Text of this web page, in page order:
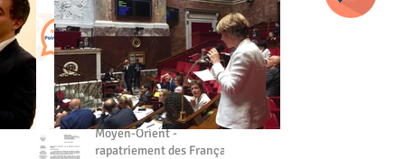
MISSION EFE - POINT
D'ÉTAPE #6
19 mars
Moyen-Orient -
rapatriement des Français